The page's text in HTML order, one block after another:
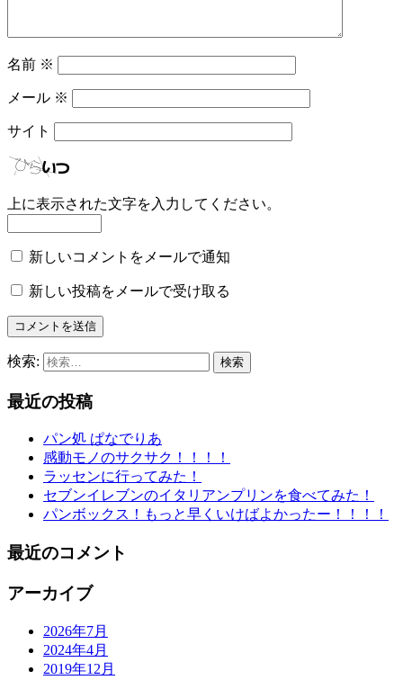
名前 ※
メール ※
サイト
上に表示された文字を入力してください。
新しいコメントをメールで通知
新しい投稿をメールで受け取る
検索:
最近の投稿
パン処 ぱなでりあ
感動モノのサクサク！！！！
ラッセンに行ってみた！
セブンイレブンのイタリアンプリンを食べてみた！
パンボックス！もっと早くいけばよかったー！！！！
最近のコメント
アーカイブ
2026年7月
2024年4月
2019年12月